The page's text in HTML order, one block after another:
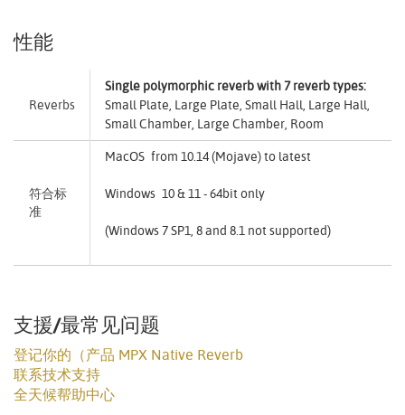
性能
Reverbs
Single polymorphic reverb with 7 reverb types:
Small Plate, Large Plate, Small Hall, Large Hall,
Small Chamber, Large Chamber, Room
符合标
准
MacOS from 10.14 (Mojave) to latest
Windows 10 & 11 - 64bit only
(Windows 7 SP1, 8 and 8.1 not supported)
支援/最常见问题
登记你的（产品 MPX Native Reverb
联系技术支持
全天候帮助中心